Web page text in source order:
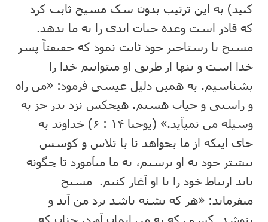
کنید) به این ترتیب بدون شک مسیح ثابت کرد
که قادر است وعده حیات ابدی را به ما بدهد.
مسیح با رستاخیز خود ثابت نمود که حقیقتاً پسر
خدا است و تنها از طریق او میتوانیم خدا را
بشناسیم. به همین دلیل عیسی فرمود: «من راه
و راستی و حیات هستم. هیچکس نزد پدر جز به
وسیله من نمیآید.» (یوحنا ۱۴ : ۶) خداوند به
جای اینکه از ما بخواهد تا با تلاش و کوشش
بیشتر خود به او برسیم، به ما میآموزد تا چگونه
باید ارتباط خود را با او آغاز کنیم. مسیح
میفرماید: «هر که تشنه باشد نزد من آید و
بنوشد. کسی که به من ایمان آورد، چنان که